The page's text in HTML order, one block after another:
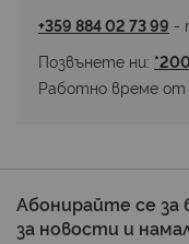
+359 884 02 73 99 -
Позвънете ни:
Работно време от
Абонирайте се за
за новости и